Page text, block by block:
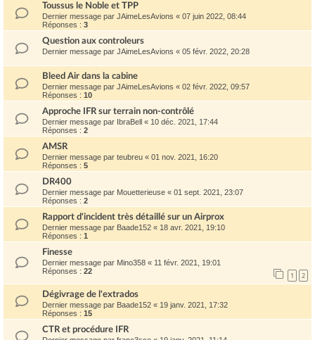
Toussus le Noble et TPP
Dernier message par JAimeLesAvions « 07 juin 2022, 08:44
Réponses : 3
Question aux controleurs
Dernier message par JAimeLesAvions « 05 févr. 2022, 20:28
Bleed Air dans la cabine
Dernier message par JAimeLesAvions « 02 févr. 2022, 09:57
Réponses : 10
Approche IFR sur terrain non-contrôlé
Dernier message par IbraBell « 10 déc. 2021, 17:44
Réponses : 2
AMSR
Dernier message par teubreu « 01 nov. 2021, 16:20
Réponses : 5
DR400
Dernier message par Mouetterieuse « 01 sept. 2021, 23:07
Réponses : 2
Rapport d'incident très détaillé sur un Airprox
Dernier message par Baade152 « 18 avr. 2021, 19:10
Réponses : 1
Finesse
Dernier message par Mino358 « 11 févr. 2021, 19:01
Réponses : 22 1 2
Dégivrage de l'extrados
Dernier message par Baade152 « 19 janv. 2021, 17:32
Réponses : 15
CTR et procédure IFR